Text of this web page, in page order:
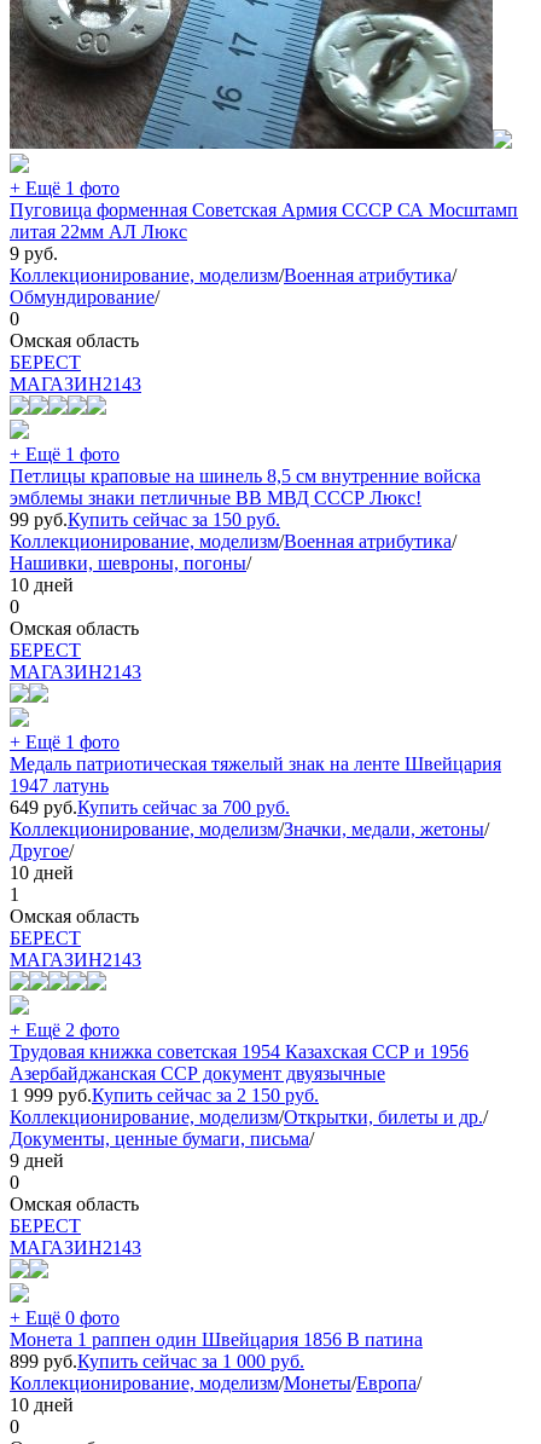
+ Ещё 1 фото
Пуговица форменная Советская Армия СССР СА Мосштамп
литая 22мм АЛ Люкс
9 руб.
Коллекционирование, моделизм/Военная атрибутика/
Обмундирование/
0
Омская область
БEPECT
МАГАЗИН2143
+ Ещё 1 фото
Петлицы краповые на шинель 8,5 см внутренние войска
эмблемы знаки петличные ВВ МВД СССР Люкс!
99 руб.Купить сейчас за 150 руб.
Коллекционирование, моделизм/Военная атрибутика/
Нашивки, шевроны, погоны/
10 дней
0
Омская область
БEPECT
МАГАЗИН2143
+ Ещё 1 фото
Медаль патриотическая тяжелый знак на ленте Швейцария
1947 латунь
649 руб.Купить сейчас за 700 руб.
Коллекционирование, моделизм/Значки, медали, жетоны/
Другое/
10 дней
1
Омская область
БEPECT
МАГАЗИН2143
+ Ещё 2 фото
Трудовая книжка советская 1954 Казахская ССР и 1956
Азербайджанская ССР документ двуязычные
1 999 руб.Купить сейчас за 2 150 руб.
Коллекционирование, моделизм/Открытки, билеты и др./
Документы, ценные бумаги, письма/
9 дней
0
Омская область
БEPECT
МАГАЗИН2143
+ Ещё 0 фото
Монета 1 раппен один Швейцария 1856 B патина
899 руб.Купить сейчас за 1 000 руб.
Коллекционирование, моделизм/Монеты/Европа/
10 дней
0